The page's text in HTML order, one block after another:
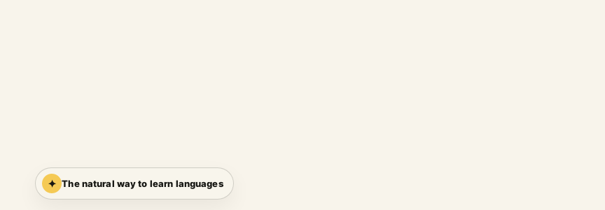
✦ The natural way to learn languages